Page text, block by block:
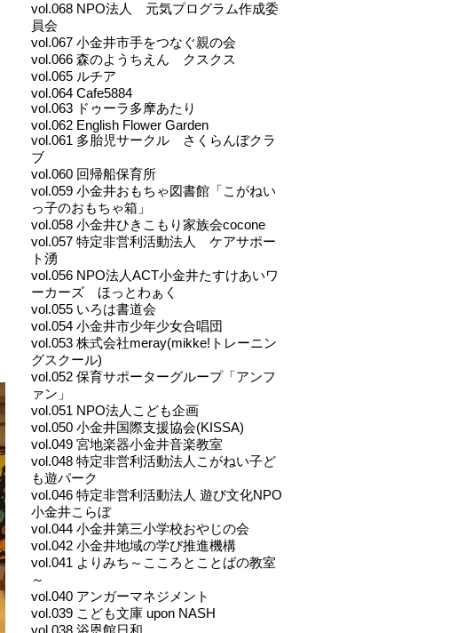
vol.068 NPO法人 元気プログラム作成委
員会
vol.067 小金井市手をつなぐ親の会
vol.066 森のようちえん クスクス
vol.065 ルチア
vol.064 Cafe5884
vol.063 ドゥーラ多摩あたり
vol.062 English Flower Garden
vol.061 多胎児サークル さくらんぼクラ
ブ
vol.060 回帰船保育所
vol.059 小金井おもちゃ図書館「こがねい
っ子のおもちゃ箱」
vol.058 小金井ひきこもり家族会cocone
vol.057 特定非営利活動法人 ケアサポー
ト湧
vol.056 NPO法人ACT小金井たすけあいワ
ーカーズ ほっとわぁく
vol.055 いろは書道会
vol.054 小金井市少年少女合唱団
vol.053 株式会社meray(mikke!トレーニン
グスクール)
vol.052 保育サポーターグループ「アンフ
ァン」
vol.051 NPO法人こども企画
vol.050 小金井国際支援協会(KISSA)
vol.049 宮地楽器小金井音楽教室
vol.048 特定非営利活動法人こがねい子ど
も遊パーク
vol.046 特定非営利活動法人 遊び文化NPO
小金井こらぼ
vol.044 小金井第三小学校おやじの会
vol.042 小金井地域の学び推進機構
vol.041 よりみち～こころとことばの教室
～
vol.040 アンガーマネジメント
vol.039 こども文庫 upon NASH
vol.038 浴恩館日和